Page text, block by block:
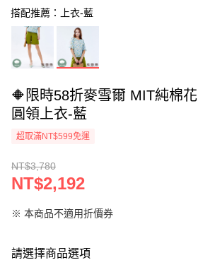
搭配推薦：上衣-藍
🔶限時58折麥雪爾 MIT純棉
圓領上衣-藍
超取滿NT$599免運
NT$3,780
NT$2,192
※ 本商品不適用折價券
請選擇商品選項